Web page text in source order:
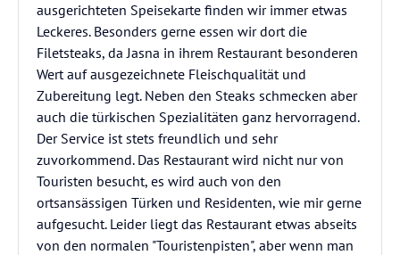
ausgerichteten Speisekarte finden wir immer etwas
Leckeres. Besonders gerne essen wir dort die
Filetsteaks, da Jasna in ihrem Restaurant besonderen
Wert auf ausgezeichnete Fleischqualität und
Zubereitung legt. Neben den Steaks schmecken aber
auch die türkischen Spezialitäten ganz hervorragend.
Der Service ist stets freundlich und sehr
zuvorkommend. Das Restaurant wird nicht nur von
Touristen besucht, es wird auch von den
ortsansässigen Türken und Residenten, wie mir gerne
aufgesucht. Leider liegt das Restaurant etwas abseits
von den normalen "Touristenpisten", aber wenn man